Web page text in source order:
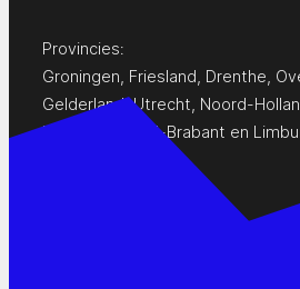
Provincies:
Groningen, Friesland, Drenthe,
Gelderland,Utrecht, Noord-
Zeeland
Noord-Brabant en